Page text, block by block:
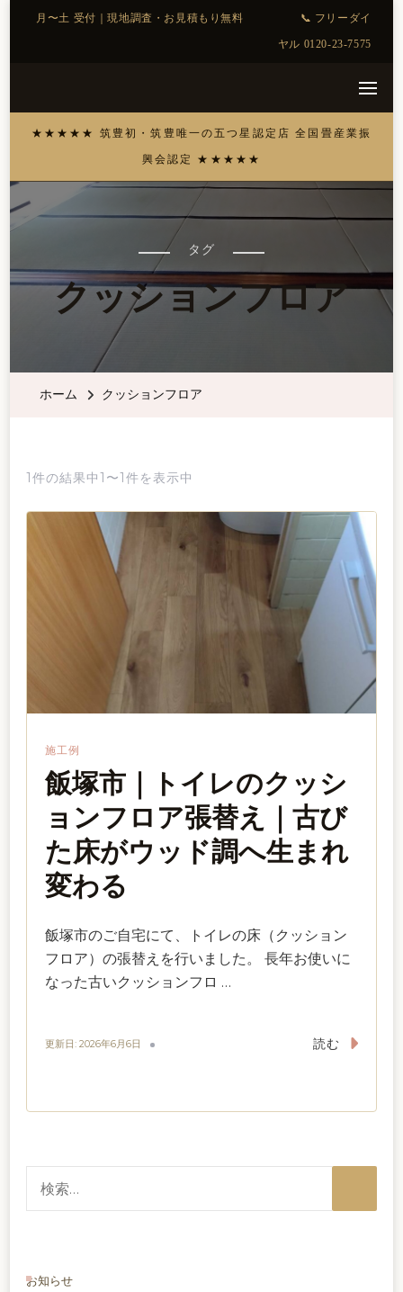
タグ
クッションフロア
ホーム クッションフロア
1件の結果中1〜1件を表示中
施工例
飯塚市｜トイレのクッシ
ョンフロア張替え｜古び
た床がウッド調へ生まれ
変わる
飯塚市のご自宅にて、トイレの床（クッション
フロア）の張替えを行いました。 長年お使いに
なった古いクッションフロ …
更新日: 2026年6月6日 読む
お知らせ